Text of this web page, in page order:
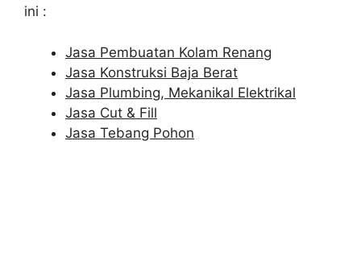
ini :
Jasa Pembuatan Kolam Renang
Jasa Konstruksi Baja Berat
Jasa Plumbing, Mekanikal Elektrikal
Jasa Cut & Fill
Jasa Tebang Pohon